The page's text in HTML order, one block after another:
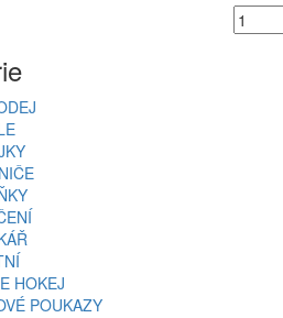
HOKEJ
POUKAZY